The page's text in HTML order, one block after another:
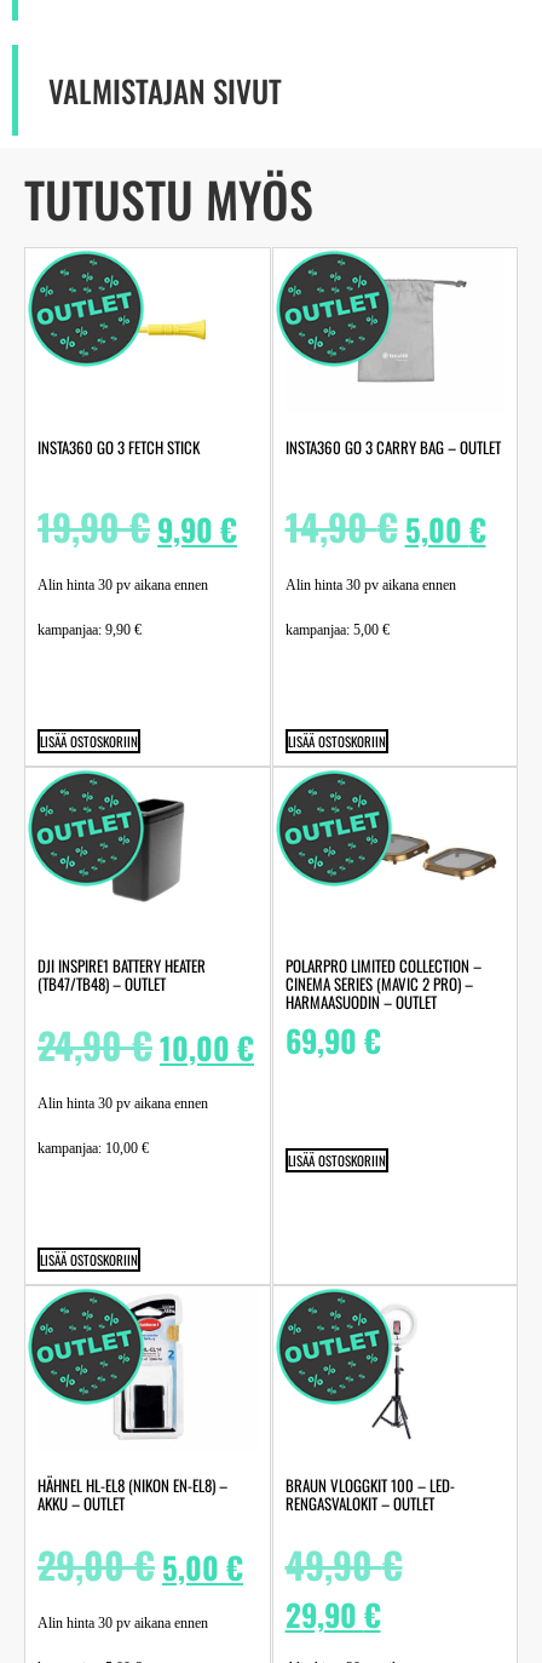
VALMISTAJAN SIVUT
TUTUSTU MYÖS
INSTA360 GO 3 FETCH STICK
19,90€9,90€
Alin hinta 30 pv aikana ennen
kampanjaa: 9,90 €
LISÄÄ OSTOSKORIIN
INSTA360 GO 3 CARRY BAG – OUTLET
14,90€ 5,00€
Alin hinta 30 pv aikana ennen
kampanjaa: 5,00 €
LISÄÄ OSTOSKORIIN
DJI INSPIRE1 BATTERY HEATER
(TB47/TB48) – OUTLET
24,90€10,00€
Alin hinta 30 pv aikana ennen
kampanjaa: 10,00 €
LISÄÄ OSTOSKORIIN
POLARPRO LIMITED COLLECTION –
CINEMA SERIES (MAVIC 2 PRO) –
HARMAASUODIN – OUTLET
69,90€
LISÄÄ OSTOSKORIIN
HÄHNEL HL-EL8 (NIKON EN-EL8) –
AKKU – OUTLET
29,00€5,00€
Alin hinta 30 pv aikana ennen
BRAUN VLOGGKIT 100 – LED-
RENGASVALOKIT – OUTLET
49,90€
29,90€